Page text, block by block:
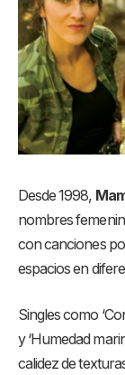
Desde 1998,
nombres
con canciones
espacios en
Singles como
y ‘Humedad
calidez de